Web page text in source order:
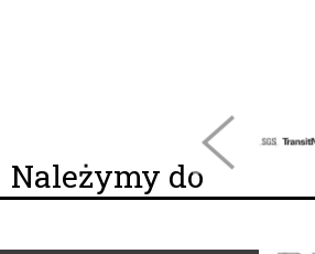
Należymy do